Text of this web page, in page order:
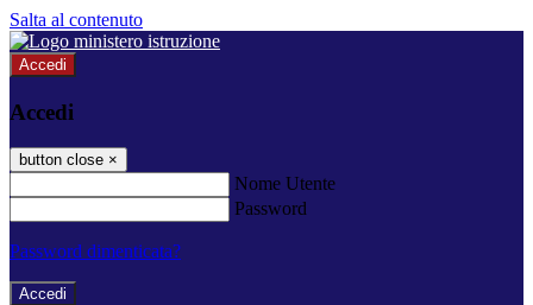
Salta al contenuto
Accedi
Accedi
button close ×
Nome Utente
Password
Password dimenticata?